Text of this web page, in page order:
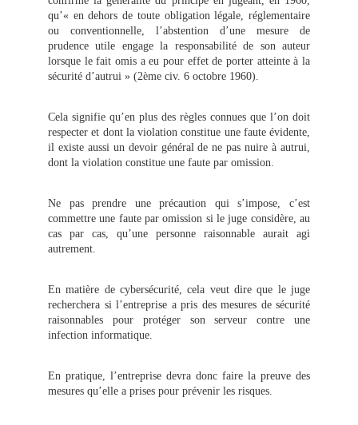
qu’« en dehors de toute obligation légale, réglementaire
ou conventionnelle, l’abstention d’une mesure de
prudence utile engage la responsabilité de son auteur
lorsque le fait omis a eu pour effet de porter atteinte à la
sécurité d’autrui » (2ème civ. 6 octobre 1960).
Cela signifie qu’en plus des règles connues que l’on doit
respecter et dont la violation constitue une faute évidente,
il existe aussi un devoir général de ne pas nuire à autrui,
dont la violation constitue une faute par omission.
Ne pas prendre une précaution qui s’impose, c’est
commettre une faute par omission si le juge considère, au
cas par cas, qu’une personne raisonnable aurait agi
autrement.
En matière de cybersécurité, cela veut dire que le juge
recherchera si l’entreprise a pris des mesures de sécurité
raisonnables pour protéger son serveur contre une
infection informatique.
En pratique, l’entreprise devra donc faire la preuve des
mesures qu’elle a prises pour prévenir les risques.